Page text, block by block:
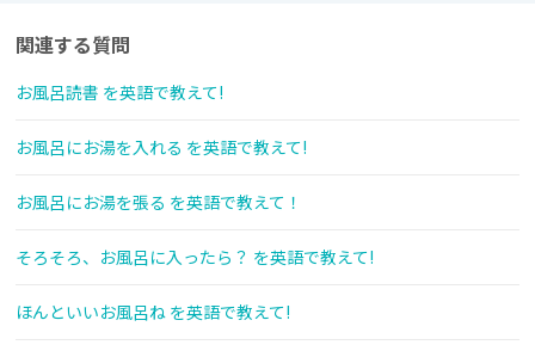
関連する質問
お風呂読書 を英語で教えて!
お風呂にお湯を入れる を英語で教えて!
お風呂にお湯を張る を英語で教えて！
そろそろ、お風呂に入ったら？ を英語で教えて!
ほんといいお風呂ね を英語で教えて!